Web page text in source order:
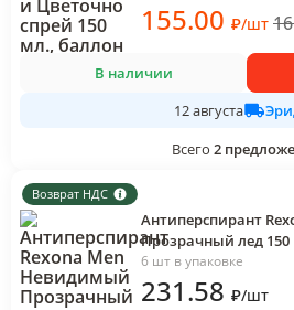
155.00 ₽/шт
В наличии
12 августа
Всего 2
Возврат НДС
Антиперспирант
Прозрачный лед
6 шт в упаковке
231.58 ₽/шт